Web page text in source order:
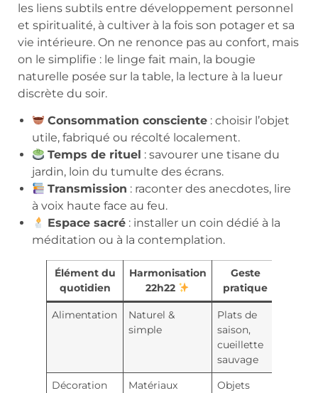
les liens subtils entre développement personnel
et spiritualité, à cultiver à la fois son potager et sa
vie intérieure. On ne renonce pas au confort, mais
on le simplifie : le linge fait main, la bougie
naturelle posée sur la table, la lecture à la lueur
discrète du soir.
Consommation consciente : choisir l’objet
utile, fabriqué ou récolté localement.
Temps de rituel : savourer une tisane du
jardin, loin du tumulte des écrans.
Transmission : raconter des anecdotes, lire
à voix haute face au feu.
Espace sacré : installer un coin dédié à la
méditation ou à la contemplation.
Élément du
quotidien
Harmonisation
22h22
Geste
pratique
Alimentation
Naturel &
simple
Plats de
saison,
cueillette
sauvage
Décoration
Matériaux
Objets